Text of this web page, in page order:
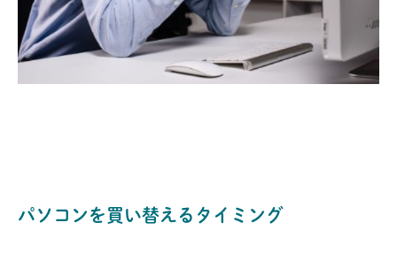
パソコンを買い替えるタイミング